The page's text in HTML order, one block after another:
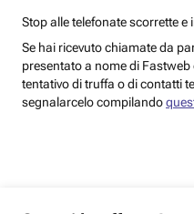
Stop alle telefonate scorrette e
Se hai ricevuto chiamate da
presentato a nome di
tentativo di truffa o di contatti
segnalarcelo compilando